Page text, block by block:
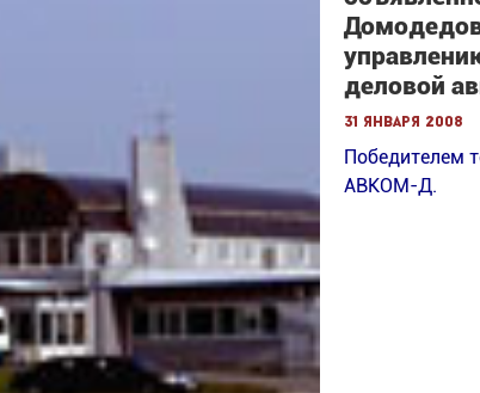
деловой
31 января 2008
Победителем
АВКОМ-Д.